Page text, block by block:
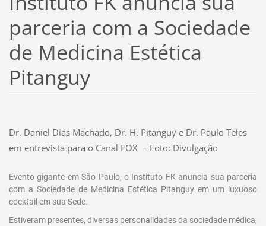
parceria com a Sociedade
de Medicina Estética
Pitanguy
Dr. Daniel Dias Machado, Dr. H. Pitanguy e Dr. Paulo Teles
em entrevista para o Canal FOX – Foto: Divulgação
Evento gigante em São Paulo, o Instituto FK anuncia sua parceria
com a Sociedade de Medicina Estética Pitanguy em um luxuoso
cocktail em sua Sede.
Estiveram presentes, diversas personalidades da sociedade médica,